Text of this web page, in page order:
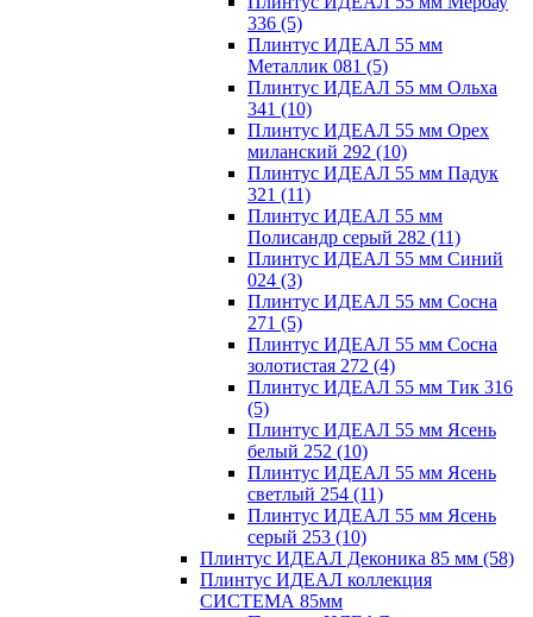
336 (5)
Плинтус ИДЕАЛ 55 мм
Металлик 081 (5)
Плинтус ИДЕАЛ 55 мм Ольха
341 (10)
Плинтус ИДЕАЛ 55 мм Орех
миланский 292 (10)
Плинтус ИДЕАЛ 55 мм Падук
321 (11)
Плинтус ИДЕАЛ 55 мм
Полисандр серый 282 (11)
Плинтус ИДЕАЛ 55 мм Синий
024 (3)
Плинтус ИДЕАЛ 55 мм Сосна
271 (5)
Плинтус ИДЕАЛ 55 мм Сосна
золотистая 272 (4)
Плинтус ИДЕАЛ 55 мм Тик 316
(5)
Плинтус ИДЕАЛ 55 мм Ясень
белый 252 (10)
Плинтус ИДЕАЛ 55 мм Ясень
светлый 254 (11)
Плинтус ИДЕАЛ 55 мм Ясень
серый 253 (10)
Плинтус ИДЕАЛ Деконика 85 мм (58)
Плинтус ИДЕАЛ коллекция
СИСТЕМА 85мм